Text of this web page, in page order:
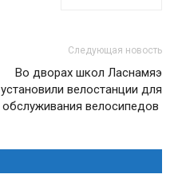
Следующая новость
Во дворах школ Ласнамяэ
установили велостанции для
обслуживания велосипедов